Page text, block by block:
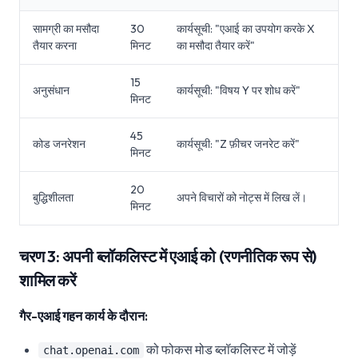
सामग्री का मसौदा
तैयार करना
30
मिनट
कार्यसूची: "एआई का उपयोग करके X
का मसौदा तैयार करें"
अनुसंधान
15
मिनट
कार्यसूची: "विषय Y पर शोध करें"
कोड जनरेशन
45
मिनट
कार्यसूची: "Z फ़ीचर जनरेट करें"
बुद्धिशीलता
20
मिनट
अपने विचारों को नोट्स में लिख लें।
चरण 3: अपनी ब्लॉकलिस्ट में एआई को (रणनीतिक रूप से)
शामिल करें
गैर-एआई गहन कार्य के दौरान:
chat.openai.com को फोकस मोड ब्लॉकलिस्ट में जोड़ें